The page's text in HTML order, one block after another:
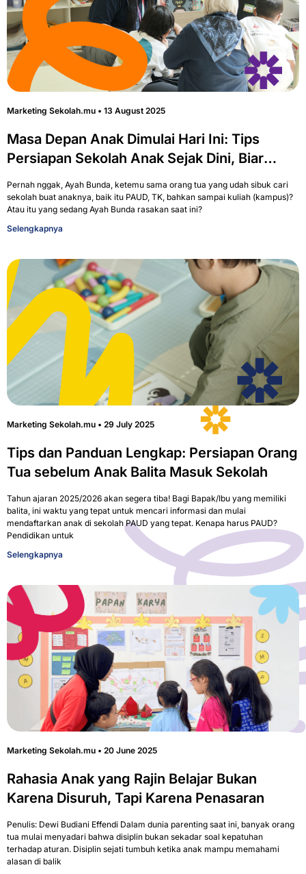
Masa Depan Anak Dimulai Hari Ini: Tips
Persiapan Sekolah Anak Sejak Dini, Biar
Nggak Panik di Akhir
Marketing Sekolah.mu 13 August 2025
Pernah nggak, Ayah Bunda, ketemu sama orang tua yang udah sibuk cari
sekolah buat anaknya, baik itu PAUD, TK, bahkan sampai kuliah (kampus)?
Atau itu yang sedang Ayah Bunda rasakan saat ini?
Selengkapnya
Tips dan Panduan Lengkap: Persiapan Orang
Tua sebelum Anak Balita Masuk Sekolah
Marketing Sekolah.mu 29 July 2025
Tahun ajaran 2025/2026 akan segera tiba! Bagi Bapak/Ibu yang memiliki
balita, ini waktu yang tepat untuk mencari informasi dan mulai
mendaftarkan anak di sekolah PAUD yang tepat. Kenapa harus PAUD?
Pendidikan untuk
Selengkapnya
Rahasia Anak yang Rajin Belajar Bukan
Karena Disuruh, Tapi Karena Penasaran
Marketing Sekolah.mu 20 June 2025
Penulis: Dewi Budiani Effendi Dalam dunia parenting saat ini, banyak orang
tua mulai menyadari bahwa disiplin bukan sekadar soal kepatuhan
terhadap aturan. Disiplin sejati tumbuh ketika anak mampu memahami
alasan di balik